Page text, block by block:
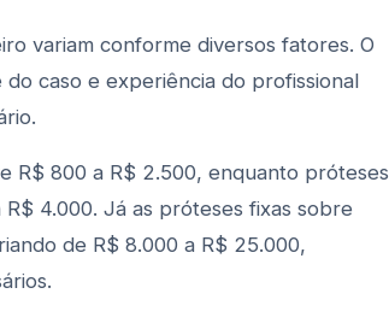
variam conforme diversos fatores. O
caso e experiência do profissional
R$ 800 a R$ 2.500, enquanto próteses
4.000. Já as próteses fixas sobre
de R$ 8.000 a R$ 25.000,